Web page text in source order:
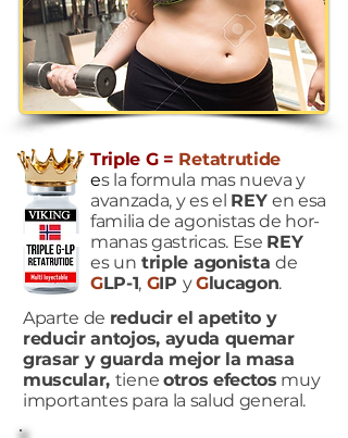
Triple G = Retatrutide
es la formula mas nueva y
avanzada, y es el REY en esa
familia de agonistas de hor-
manas gastricas. Ese REY
es un triple agonista de
GLP-1, GIP yGlucagon.
Aparte de reducir el apetito y
reducir antojos, ayuda quemar
grasar y guarda mejor la masa
muscular, tiene otros efectos muy
importantes para la salud general.